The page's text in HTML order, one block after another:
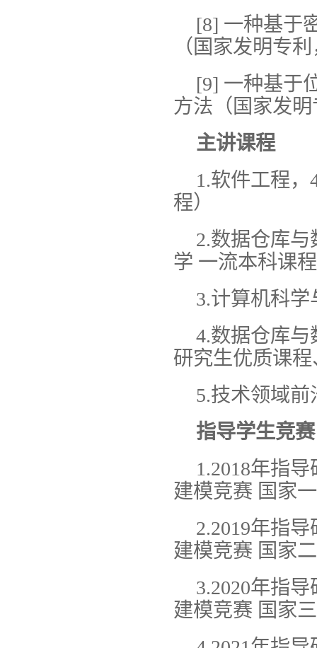
[8] 一种基于
（国家发明专
[9] 一种基于
方法（国家发明
主讲课程
1.软件工程
程）
2.数据仓库
学 一流本科课
3.计算机科
4.数据仓库
研究生优质课
5.技术领域
指导学生竞赛
1.2018年指
建模竞赛 国家
2.2019年指
建模竞赛 国家
3.2020年指
建模竞赛 国家